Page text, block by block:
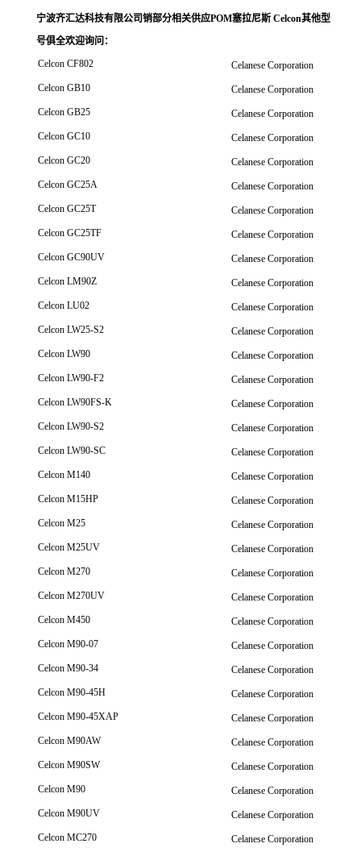
宁波齐汇达科技有限公司销部分相关供应POM塞拉尼斯 Celcon其他型
号俱全欢迎询问 ：
Celcon CF802
Celanese Corporation
Celcon GB10
Celanese Corporation
Celcon GB25
Celanese Corporation
Celcon GC10
Celanese Corporation
Celcon GC20
Celanese Corporation
Celcon GC25A
Celanese Corporation
Celcon GC25T
Celanese Corporation
Celcon GC25TF
Celanese Corporation
Celcon GC90UV
Celanese Corporation
Celcon LM90Z
Celanese Corporation
Celcon LU02
Celanese Corporation
Celcon LW25-S2
Celanese Corporation
Celcon LW90
Celanese Corporation
Celcon LW90-F2
Celanese Corporation
Celcon LW90FS-K
Celanese Corporation
Celcon LW90-S2
Celanese Corporation
Celcon LW90-SC
Celanese Corporation
Celcon M140
Celanese Corporation
Celcon M15HP
Celanese Corporation
Celcon M25
Celanese Corporation
Celcon M25UV
Celanese Corporation
Celcon M270
Celanese Corporation
Celcon M270UV
Celanese Corporation
Celcon M450
Celanese Corporation
Celcon M90-07
Celanese Corporation
Celcon M90-34
Celanese Corporation
Celcon M90-45H
Celanese Corporation
Celcon M90-45XAP
Celanese Corporation
Celcon M90AW
Celanese Corporation
Celcon M90SW
Celanese Corporation
Celcon M90
Celanese Corporation
Celcon M90UV
Celanese Corporation
Celcon MC270
Celanese Corporation